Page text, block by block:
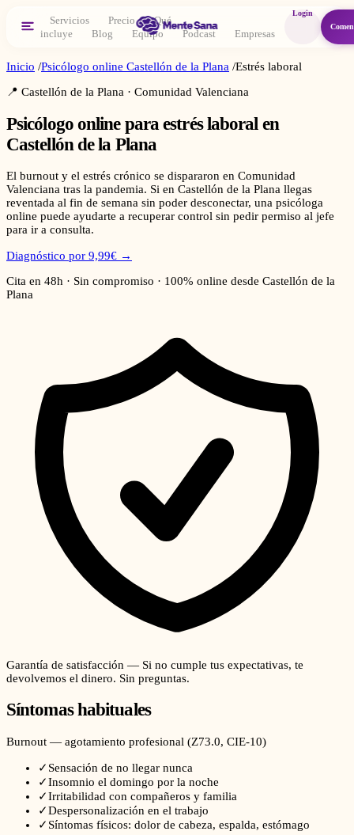
Servicios Precio
Qué
incluye
Blog Equipo Podcast Empresas
Login
Inicio /Psicólogo online Castellón de la Plana /Estrés laboral
📍 Castellón de la Plana · Comunidad Valenciana
Psicólogo online paraestrés laboral en
Castellón de la Plana
El burnout y el estrés crónico se dispararon en Comunidad
Valenciana tras la pandemia. Si en Castellón de la Plana llegas
reventada al fin de semana sin poder desconectar, una psicóloga
online puede ayudarte a recuperar control sin pedir permiso al jefe
para ir a consulta.
Diagnóstico por 9,99€ →
Cita en 48h · Sin compromiso · 100% online desde Castellón de la
Plana
Garantía de satisfacción — Si no cumple tus expectativas, te
devolvemos el dinero. Sin preguntas.
Síntomas habituales
Burnout — agotamiento profesional (Z73.0, CIE-10)
✓ Sensación de no llegar nunca
✓Insomnio el domingo por la noche
✓Irritabilidad con compañeros y familia
✓Despersonalización en el trabajo
✓ Síntomas físicos: dolor de cabeza, espalda, estómago